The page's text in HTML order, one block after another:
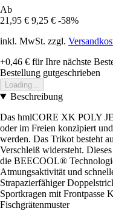
Ab
21,95 € 9,25 € -58%
inkl. MwSt. zzgl.
+0,46 € für Ihre nächste
Bestellung gutgeschrieben
Loading...
Beschreibung
Das hmlCORE XK POLY
oder im Freien konzipiert
werden. Das Trikot besteht
Verschleiß widersteht.
die BEECOOL®
Atmungsaktivität und
Strapazierfähiger
Sportkragen mit Frontpasse
Fischgrätenmuster